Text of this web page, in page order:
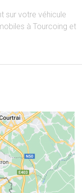
sur votre véhicule
à Tourcoing et